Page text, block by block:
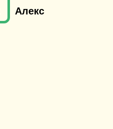
Алекс